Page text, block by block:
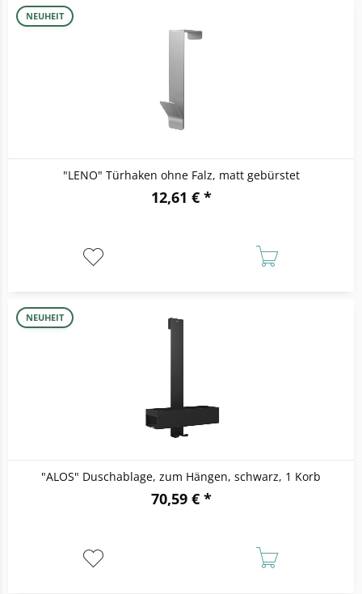
NEUHEIT
"LENO" Türhaken ohne Falz, matt gebürstet
12,61 € *
NEUHEIT
"ALOS" Duschablage, zum Hängen, schwarz, 1 Korb
70,59 € *